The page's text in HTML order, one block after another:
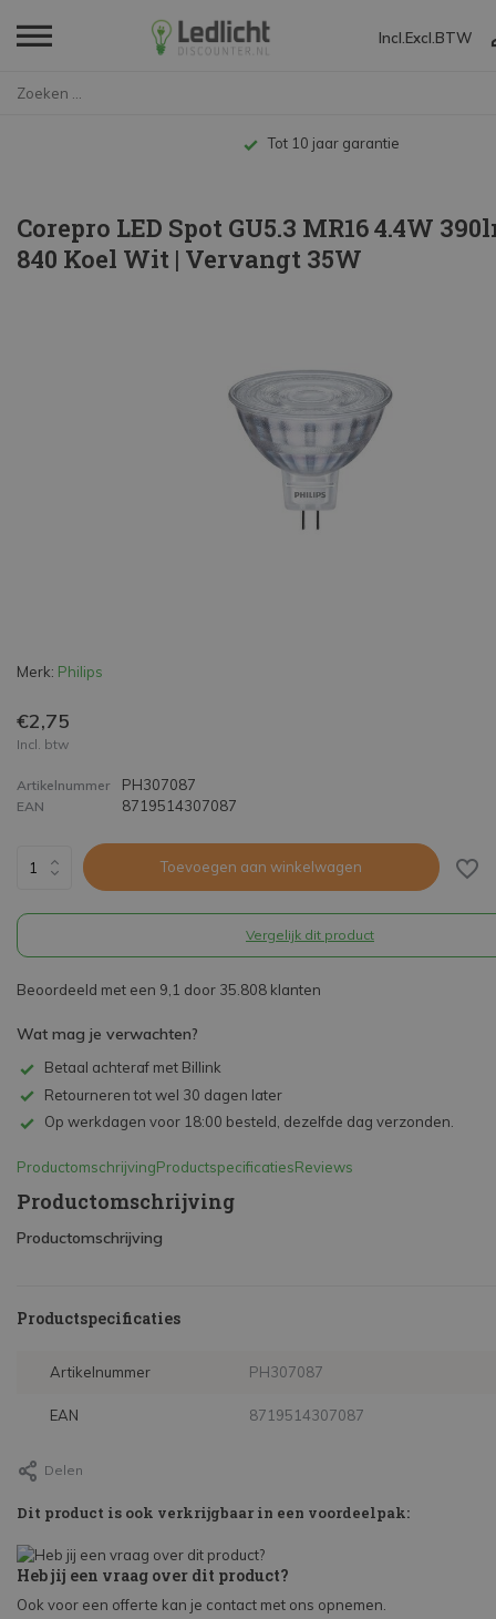
Incl. Excl. BTW
Tot 10 jaar garantie
Corepro LED Spot GU5.3 MR16 4.4W
840 Koel Wit | Vervangt 35W
Merk: Philips
€2,75
Incl. btw
Artikelnummer PH307087
EAN 8719514307087
Toevoegen aan winkelwagen
Vergelijk dit product
Beoordeeld met een 9,1 door 35.808 klanten
Wat mag je verwachten?
Betaal achteraf met Billink
Retourneren tot wel 30 dagen later
Op werkdagen voor 18:00 besteld, dezelfde dag verzonden.
ProductomschrijvingProductspecificatiesReviews
Productomschrijving
Productomschrijving
Productspecificaties
Artikelnummer PH307087
EAN 8719514307087
Delen
Dit product is ook verkrijgbaar in een voordeelpak:
Heb jij een vraag over dit product?
Ook voor een offerte kan je contact met ons opnemen.